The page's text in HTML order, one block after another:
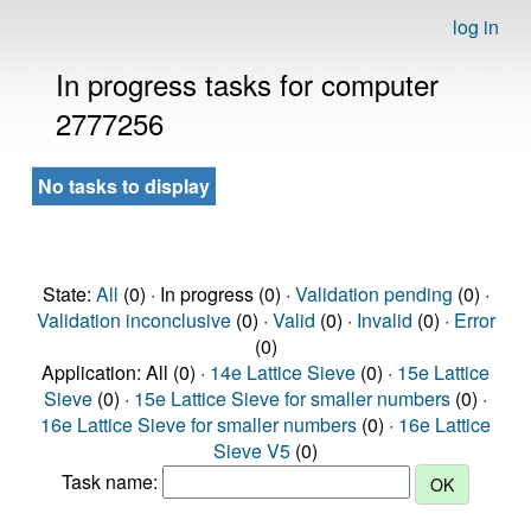
log in
In progress tasks for computer
2777256
No tasks to display
State: All (0) · In progress (0) · Validation pending (0) ·
Validation inconclusive(0) · Valid (0) · Invalid (0) · Error
(0)
Application: All (0) · 14e Lattice Sieve (0) · 15e Lattice
Sieve (0) · 15e Lattice Sieve for smaller numbers (0) ·
16e Lattice Sieve for smaller numbers (0) · 16e Lattice
Sieve V5 (0)
Task name: